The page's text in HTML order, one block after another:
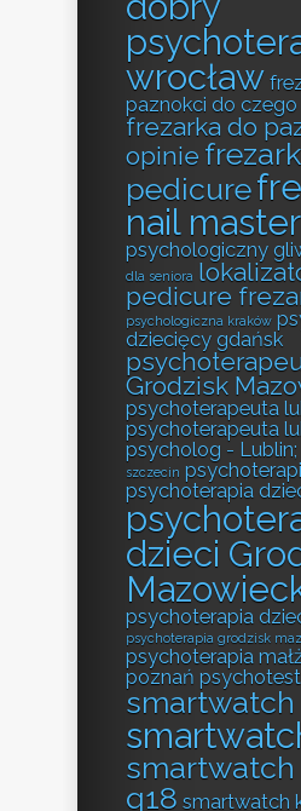
wrocław
paznokci do czego
frezarka do
opinie
pedicure
nail master
psychologiczny
dla seniora
pedicure
psychologiczna kraków
dziecięcy gdańsk
Grodzisk
psychoterapeuta
psychoterapeuta
psycholog - Lublin;
szczecin
psychoterapia
dzieci
psychoterapia
psychoterapia grodzisk
psychoterapia
poznań
smartwatch
smartwatch
q18 smartwatch